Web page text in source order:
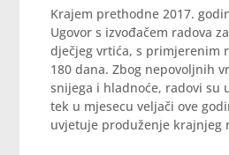
Krajem prethodne 2017.
Ugovor s izvođačem radova
dječjeg vrtića, s primjerenim
180 dana. Zbog nepovoljnih
snijega i hladnoće, radovi su
tek u mjesecu veljači ove
uvjetuje produženje krajnjeg